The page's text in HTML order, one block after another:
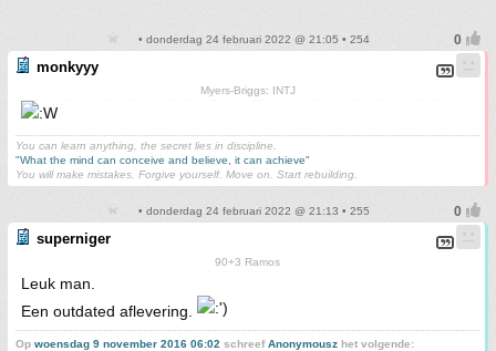
• donderdag 24 februari 2022 @ 21:05 • 254
monkyyy
Myers-Briggs: INTJ
You can learn anything, the secret lies in discipline.
"What the mind can conceive and believe, it can achieve"
You will make mistakes. Forgive yourself. Move on. Start rebuilding.
• donderdag 24 februari 2022 @ 21:13 • 255
superniger
90+3 Ramos
Leuk man.
Een outdated aflevering.
Op woensdag 9 november 2016 06:02 schreefAnonymousz het volgende: